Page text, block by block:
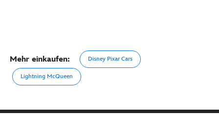
Mehr einkaufen: Disney Pixar Cars
Lightning McQueen